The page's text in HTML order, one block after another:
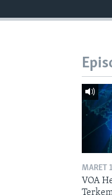
MARET
VOA